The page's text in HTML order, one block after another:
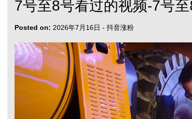
7号至8号看过的视频-7号
Posted on: 2026年7月16日 - 抖音涨粉